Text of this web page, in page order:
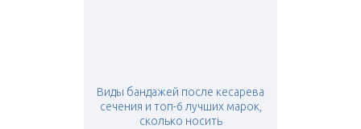
Виды бандажей после кесарева
сечения и топ-6 лучших марок,
сколько носить